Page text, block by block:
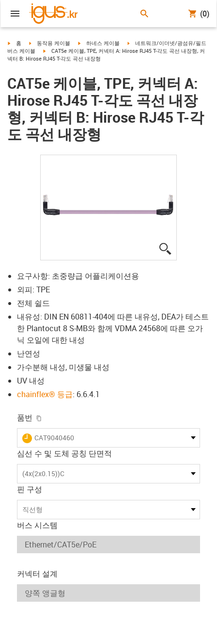
(0)
igus-icon-arrow-right
홈 igus-icon-arrow-right
동작용 케이블 igus-icon-arrow-right
하네스 케이블 igus-icon-arrow-right
네트워크/이더넷/광섬유/필드
버스 케이블
igus-icon-arrow-right
CAT5e 케이블, TPE, 커넥터 A: Hirose RJ45 T-각도 곡선 내장형, 커
넥터 B: Hirose RJ45 T-각도 곡선 내장형
CAT5e 케이블, TPE, 커넥터 A:
Hirose RJ45 T-각도 곡선 내장
형, 커넥터 B: Hirose RJ45 T-각
도 곡선 내장형
요구사항: 초중량급 어플리케이션용
외피: TPE
전체 쉴드
내유성: DIN EN 60811-404에 따른 내유성, DEA가 테스트
한 Plantocut 8 S-MB와 함께 VDMA 24568에 따른 오가
닉 오일에 대한 내성
난연성
가수분해 내성, 미생물 내성
UV 내성
chainflex® 등급: 6.6.4.1
품번
igus-icon-lieferzeit
CAT9040460
심선 수 및 도체 공칭 단면적
(4x(2x0.15))C
핀 구성
직선형
버스 시스템
커넥터 설계